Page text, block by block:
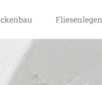
Fliesenlegen